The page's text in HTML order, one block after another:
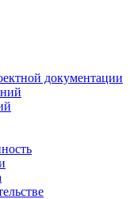
документации